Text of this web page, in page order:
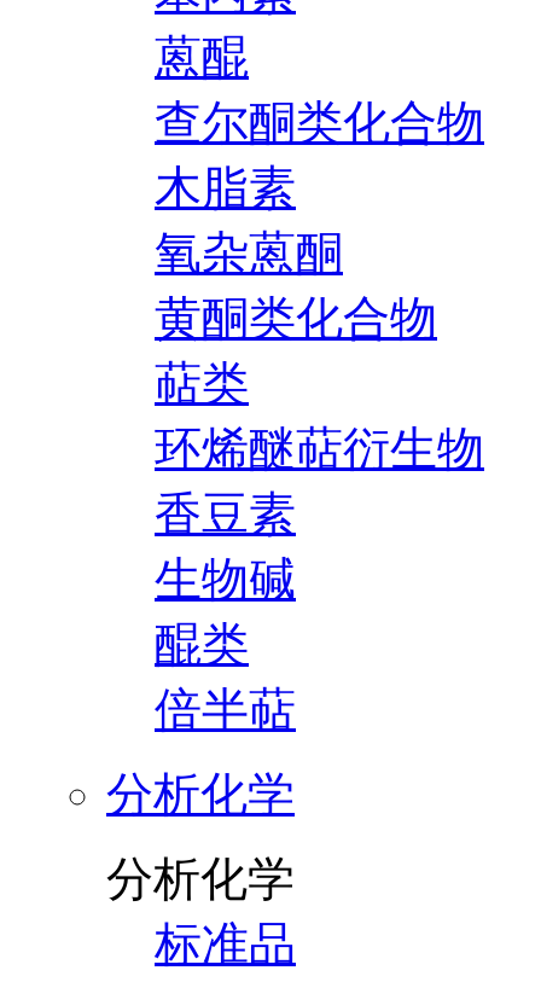
蒽醌
查尔酮类化合物
木脂素
氧杂蒽酮
黄酮类化合物
萜类
环烯醚萜衍生物
香豆素
生物碱
醌类
倍半萜
分析化学
分析化学
标准品